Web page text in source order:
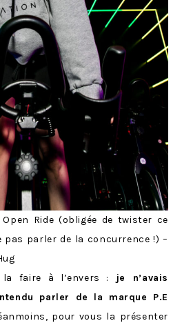
Ride (obligée de twister ce
pas parler de la concurrence !) –
faire à l’envers :
je n’avais
parler de la marque P.E
pour vous la présenter